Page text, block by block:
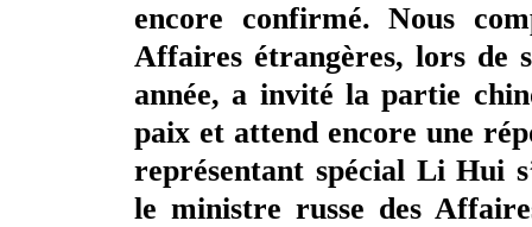
encore confirmé. Nous
Affaires étrangères, lors de
année, a invité la partie
paix et attend encore une
représentant spécial Li Hui
le ministre russe des